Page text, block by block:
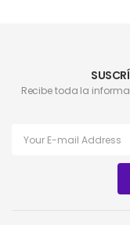
Recibe toda la